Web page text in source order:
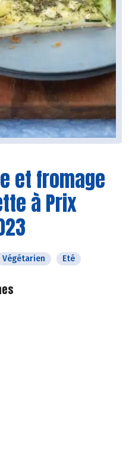
et fromage
à Prix
Végétarien Eté